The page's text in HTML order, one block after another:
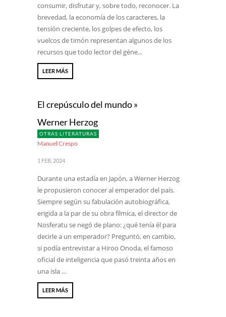
consumir, disfrutar y, sobre todo, reconocer. La
brevedad, la economía de los caracteres, la
tensión creciente, los golpes de efecto, los
vuelcos de timón representan algunos de los
recursos que todo lector del géne...
LEER MÁS
El crepúsculo del mundo »
Werner Herzog
OTRAS LITERATURAS
Manuel Crespo
1 FEB, 2024
Durante una estadía en Japón, a Werner Herzog
le propusieron conocer al emperador del país.
Siempre según su fabulación autobiográfica,
erigida a la par de su obra fílmica, el director de
Nosferatu se negó de plano: ¿qué tenía él para
decirle a un emperador? Preguntó, en cambio,
si podía entrevistar a Hiroo Onoda, el famoso
oficial de inteligencia que pasó treinta años en
una isla ...
LEER MÁS